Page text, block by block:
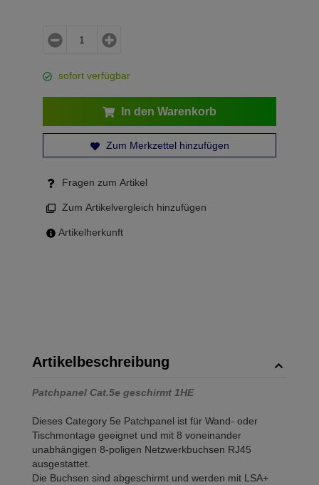
sofort verfügbar
In den Warenkorb
Zum Merkzettel hinzufügen
Fragen zum Artikel
Zum Artikelvergleich hinzufügen
Artikelherkunft
Artikelbeschreibung
Patchpanel Cat.5e geschirmt 1HE
Dieses Category 5e Patchpanel ist für Wand- oder
Tischmontage geeignet und mit 8 voneinander
unabhängigen 8-poligen Netzwerkbuchsen RJ45
ausgestattet.
Die Buchsen sind abgeschirmt und werden mit LSA+